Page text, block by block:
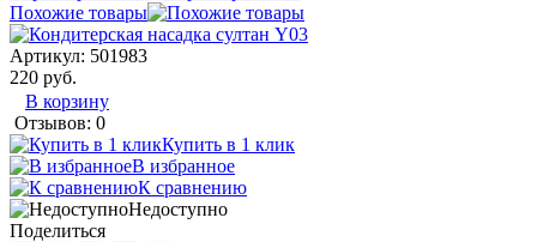
Похожие товары
Артикул: 501983
220 руб.
В корзину
Отзывов: 0
Купить в 1 клик
В избранное
К сравнению
Недоступно
Поделиться